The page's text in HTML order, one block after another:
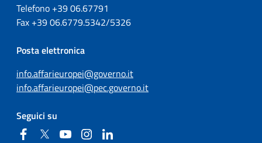
Telefono +3906.67791
Fax +3906.6779.5342/5326
Posta elettronica
info.affarieuropei@governo.it
info.affarieuropei@pec.governo.it
Seguici su
FacebookTwitter YouTubeInstagram